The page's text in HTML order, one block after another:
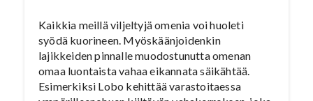
Kaikkia meillä viljeltyjä omenia voi huoleti
syödä kuorineen. Myöskäänjoidenkin
lajikkeiden pinnalle muodostunutta omenan
omaa luontaista vahaa eikannata säikähtää.
Esimerkiksi Lobo kehittää varastoitaessa